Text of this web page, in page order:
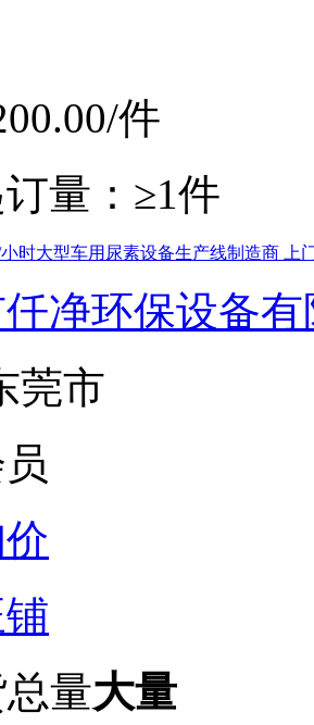
/件
量： ≥1件
时大型车用尿素设备生产线制造商 上
净环保设备
莞市
量大量